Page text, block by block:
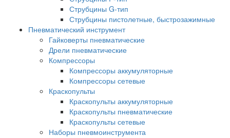
Струбцины G-тип
Струбцины пистолетные, быстрозажимные
Пневматический инструмент
Гайковерты пневматические
Дрели пневматические
Компрессоры
Компрессоры аккумуляторные
Компрессоры сетевые
Краскопульты
Краскопульты аккумуляторные
Краскопульты пневматические
Краскопульты сетевые
Наборы пневмоинструмента